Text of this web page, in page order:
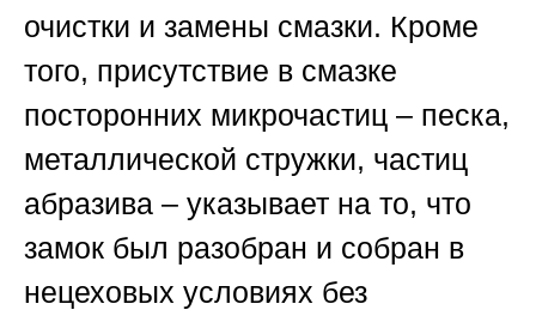
очистки и замены смазки. Кроме
того, присутствие в смазке
посторонних микрочастиц – песка,
металлической стружки, частиц
абразива – указывает на то, что
замок был разобран и собран в
нецеховых условиях без